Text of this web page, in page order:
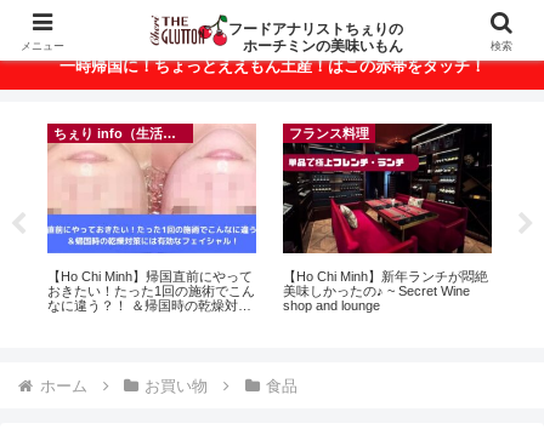
ベトナム・ホーチミンの美味いもんが満載！
一時帰国に！ちょっとええもん土産！はこの赤帯をタッチ！
ちぇり info（生活情報）
【Ho Chi Minh】帰国直前にやって
おきたい！たった1回の施術でこん
なに違う？！ ＆帰国時の乾燥対策
フランス料理
【Ho Chi Minh】新年ランチが悶絶
美味しかったの♪ ~ Secret Wine
shop and lounge
ホーム お買い物 食品
メニュー
フードアナリストちぇりの
ホーチミンの美味いもん
検索